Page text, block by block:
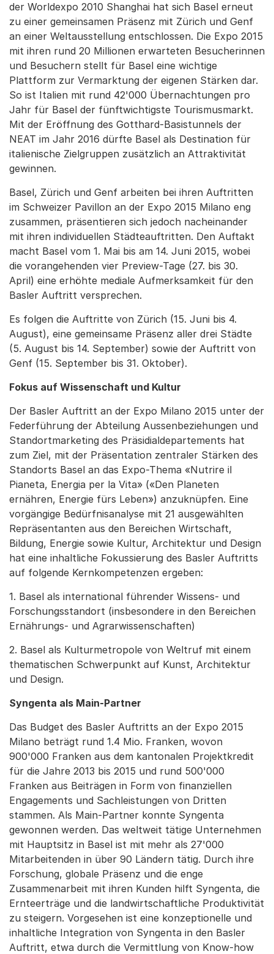
der Worldexpo 2010 Shanghai hat sich Basel erneut
zu einer gemeinsamen Präsenz mit Zürich und Genf
an einer Weltausstellung entschlossen. Die Expo 2015
mit ihren rund 20 Millionen erwarteten Besucherinnen
und Besuchern stellt für Basel eine wichtige
Plattform zur Vermarktung der eigenen Stärken dar.
So ist Italien mit rund 42'000 Übernachtungen pro
Jahr für Basel der fünftwichtigste Tourismusmarkt.
Mit der Eröffnung des Gotthard-Basistunnels der
NEAT im Jahr 2016 dürfte Basel als Destination für
italienische Zielgruppen zusätzlich an Attraktivität
gewinnen.
Basel, Zürich und Genf arbeiten bei ihren Auftritten
im Schweizer Pavillon an der Expo 2015 Milano eng
zusammen, präsentieren sich jedoch nacheinander
mit ihren individuellen Städteauftritten. Den Auftakt
macht Basel vom 1. Mai bis am 14. Juni 2015, wobei
die vorangehenden vier Preview-Tage (27. bis 30.
April) eine erhöhte mediale Aufmerksamkeit für den
Basler Auftritt versprechen.
Es folgen die Auftritte von Zürich (15. Juni bis 4.
August), eine gemeinsame Präsenz aller drei Städte
(5. August bis 14. September) sowie der Auftritt von
Genf (15. September bis 31. Oktober).
Fokus auf Wissenschaft und Kultur
Der Basler Auftritt an der Expo Milano 2015 unter der
Federführung der Abteilung Aussenbeziehungen und
Standortmarketing des Präsidialdepartements hat
zum Ziel, mit der Präsentation zentraler Stärken des
Standorts Basel an das Expo-Thema «Nutrire il
Pianeta, Energia per la Vita» («Den Planeten
ernähren, Energie fürs Leben») anzuknüpfen. Eine
vorgängige Bedürfnisanalyse mit 21 ausgewählten
Repräsentanten aus den Bereichen Wirtschaft,
Bildung, Energie sowie Kultur, Architektur und Design
hat eine inhaltliche Fokussierung des Basler Auftritts
auf folgende Kernkompetenzen ergeben:
1. Basel als international führender Wissens- und
Forschungsstandort (insbesondere in den Bereichen
Ernährungs- und Agrarwissenschaften)
2. Basel als Kulturmetropole von Weltruf mit einem
thematischen Schwerpunkt auf Kunst, Architektur
und Design.
Syngenta als Main-Partner
Das Budget des Basler Auftritts an der Expo 2015
Milano beträgt rund 1.4 Mio. Franken, wovon
900'000 Franken aus dem kantonalen Projektkredit
für die Jahre 2013 bis 2015 und rund 500'000
Franken aus Beiträgen in Form von finanziellen
Engagements und Sachleistungen von Dritten
stammen. Als Main-Partner konnte Syngenta
gewonnen werden. Das weltweit tätige Unternehmen
mit Hauptsitz in Basel ist mit mehr als 27'000
Mitarbeitenden in über 90 Ländern tätig. Durch ihre
Forschung, globale Präsenz und die enge
Zusammenarbeit mit ihren Kunden hilft Syngenta, die
Ernteerträge und die landwirtschaftliche Produktivität
zu steigern. Vorgesehen ist eine konzeptionelle und
inhaltliche Integration von Syngenta in den Basler
Auftritt, etwa durch die Vermittlung von Know-how